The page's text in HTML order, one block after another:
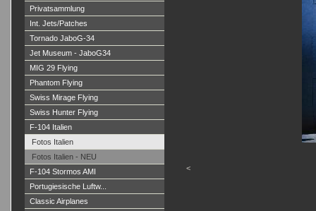
Privatsammlung
Int. Jets/Patches
Tornado JaboG-34
Jet Museum - JaboG34
MIG 29 Flying
Phantom Flying
Swiss Mirage Flying
Swiss Hunter Flying
F-104 Italien
Fotos Italien
Fotos Italien - NEU
F-104 Stormos AMI
Portugiesische Luftw...
Classic Airplanes
<